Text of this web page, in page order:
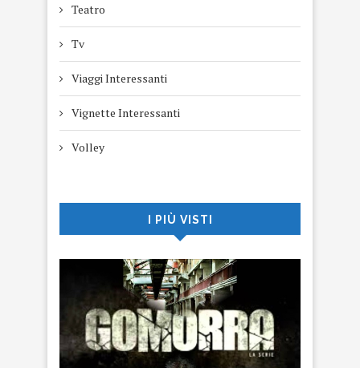
Teatro
Tv
Viaggi Interessanti
Vignette Interessanti
Volley
I PIÙ VISTI